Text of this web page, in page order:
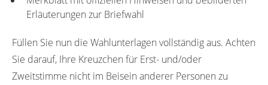
Erläuterungen zur Briefwahl
Füllen Sie nun die Wahlunterlagen vollständig aus. Achten
Sie darauf, Ihre Kreuzchen für Erst- und/oder
Zweitstimme nicht im Beisein anderer Personen zu